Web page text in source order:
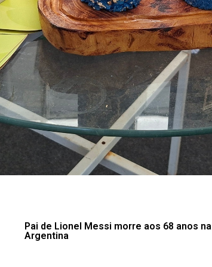
Pai de Lionel Messi morre aos 68 anos na
Argentina